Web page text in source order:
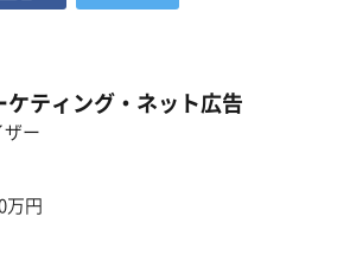
ティング・ネット広告
ー
万円